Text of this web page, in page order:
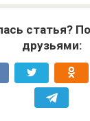
статья?
друзьями: